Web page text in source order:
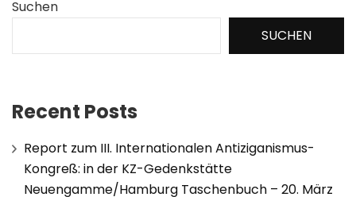
Suchen
SUCHEN
Recent Posts
Report zum III. Internationalen Antiziganismus-
Kongreß: in der KZ-Gedenkstätte
Neuengamme/Hamburg Taschenbuch – 20. März